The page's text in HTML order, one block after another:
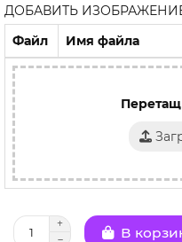
ДОБАВИТЬ
Файл
Имя файла
В